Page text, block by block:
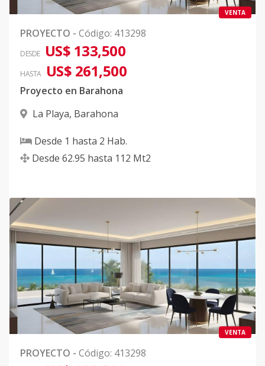
VENTA
PROYECTO - Código: 413298
DESDE US$ 133,500
HASTA US$ 261,500
Proyecto en Barahona
La Playa, Barahona
Desde 1 hasta 2 Hab.
Desde 62.95 hasta 112 Mt2
VENTA
PROYECTO - Código: 413298